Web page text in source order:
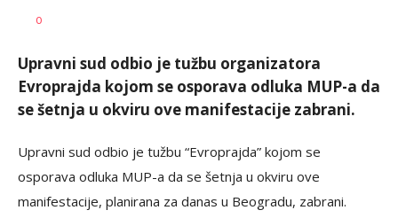
AUTOR
0
Upravni sud odbio je tužbu organizatora
Evroprajda kojom se osporava odluka MUP-a da
se šetnja u okviru ove manifestacije zabrani.
Upravni sud odbio je tužbu “Evroprajda” kojom se
osporava odluka MUP-a da se šetnja u okviru ove
manifestacije, planirana za danas u Beogradu, zabrani.